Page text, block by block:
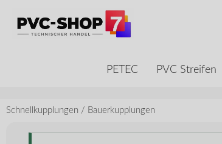
PETEC PVC Streifen
Schnellkupplungen / Bauerkupplungen